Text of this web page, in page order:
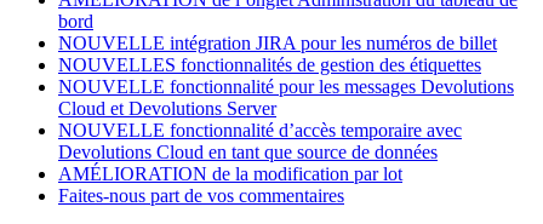
bord
NOUVELLE intégration JIRA pour les numéros de billet
NOUVELLES fonctionnalités de gestion des étiquettes
NOUVELLE fonctionnalité pour les messages Devolutions
Cloud et Devolutions Server
NOUVELLE fonctionnalité d’accès temporaire avec
Devolutions Cloud en tant que source de données
AMÉLIORATION de la modification par lot
Faites-nous part de vos commentaires